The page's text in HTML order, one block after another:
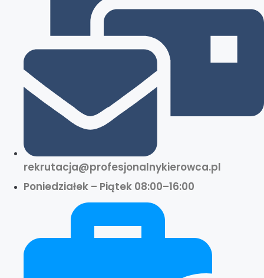
rekrutacja@profesjonalnykierowca.pl
Poniedziałek – Piątek 08:00–16:00